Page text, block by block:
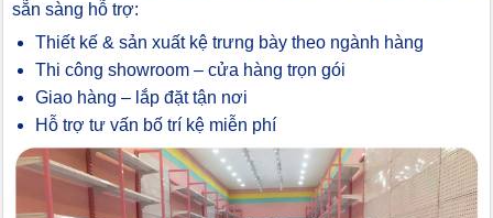
sẵn sàng hỗ trợ:
Thiết kế & sản xuất kệ trưng bày theo ngành hàng
Thi công showroom – cửa hàng trọn gói
Giao hàng – lắp đặt tận nơi
Hỗ trợ tư vấn bố trí kệ miễn phí